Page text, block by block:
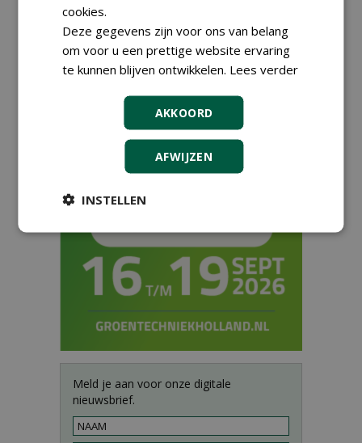
13-03-2024 163 sec
3 4
Meld je aan voor onze digitale
nieuwsbrief.
cookies.
Deze gegevens zijn voor ons van belang
om voor u een prettige website ervaring
te kunnen blijven ontwikkelen. Lees verder
AKKOORD
AFWIJZEN
INSTELLEN